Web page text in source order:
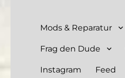
Mods & Reparatur
Frag den Dude
Instagram Feed